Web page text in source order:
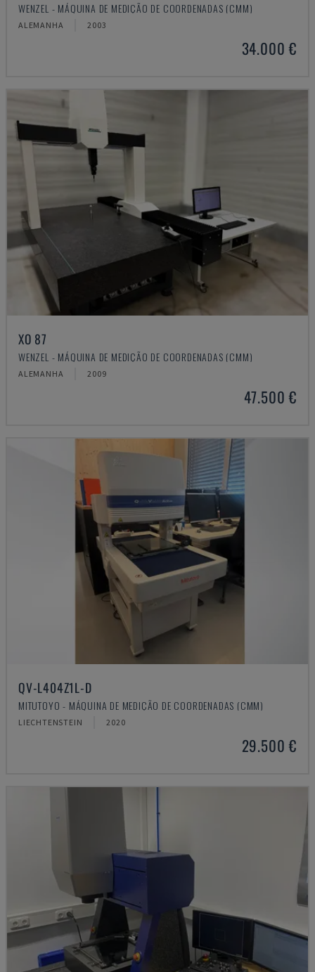
WENZEL - MÁQUINA DE MEDIÇÃO DE COORDENADAS (CMM)
ALEMANHA 2003
34.000 €
XO 87
WENZEL - MÁQUINA DE MEDIÇÃO DE COORDENADAS (CMM)
ALEMANHA 2009
47.500 €
QV-L404Z1L-D
MITUTOYO - MÁQUINA DE MEDIÇÃO DE COORDENADAS (CMM)
LIECHTENSTEIN 2020
29.500 €